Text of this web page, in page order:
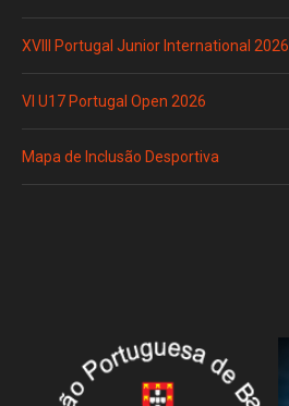
XVIII Portugal Junior International 2026
VI U17 Portugal Open 2026
Mapa de Inclusão Desportiva